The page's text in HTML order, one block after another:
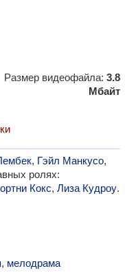
Размер видеофайла: 3.8
Мбайт
, Гэйл Манкусо,
ролях:
Кокс, Лиза Кудроу.
, мелодрама